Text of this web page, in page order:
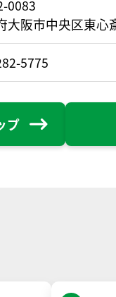
0083
大阪市中央区東心
5775
プ